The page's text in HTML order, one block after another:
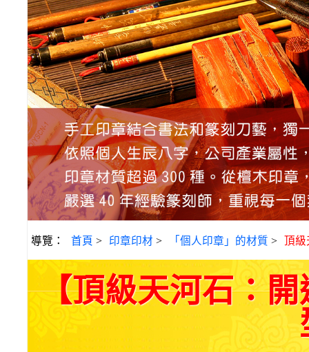
導覽： 首頁 > 印章印材 > 「個人印章」的材質 > 頂
【頂級天河石：